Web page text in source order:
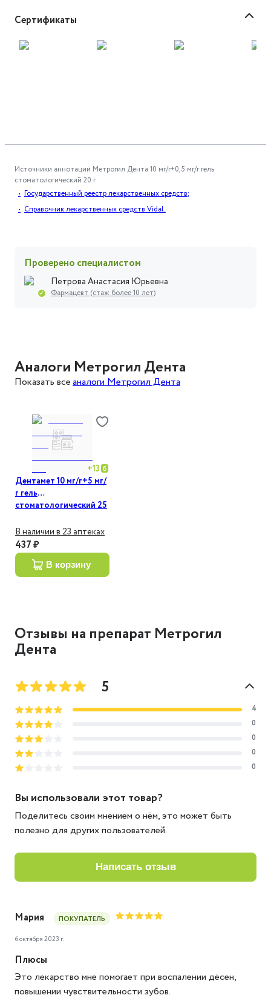
Сертификаты
Источники аннотации Метрогил Дента 10 мг/г+0,5 мг/г гель
стоматологический 20 г
Государственный реестр лекарственных средств;
Справочник лекарственных средств Vidal.
Проверено специалистом
Петрова Анастасия Юрьевна
Фармацевт (стаж более 10 лет)
Аналоги Метрогил Дента
Показать все аналоги Метрогил Дента
+13
Дентамет 10 мг/г+5 мг/
г гель
стоматологический 25
В наличии в 23 аптеках
437 ₽
в корзину
Отзывы на препарат Метрогил
Дента
Мария ПОКУПАТЕЛЬ
6 октября 2023 г.
Плюсы
Это лекарство мне помогает при воспалении дёсен,
повышении чувствительности зубов.
5
4
0
0
0
0
Вы использовали этот товар?
Поделитесь своим мнением о нём, это может быть
полезно для других пользователей.
написать отзыв